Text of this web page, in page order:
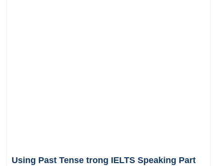
Using Past Tense trong IELTS Speaking Part